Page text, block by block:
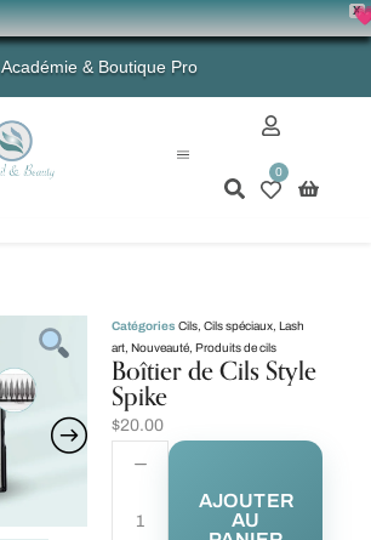
X
💗 -
Académie & Boutique Pro
0
Catégories Cils Cils spéciaux Lash
art Nouveauté Produits de cils
Boîtier de Cils Style
Spike
$20.00
AJOUTER
AU